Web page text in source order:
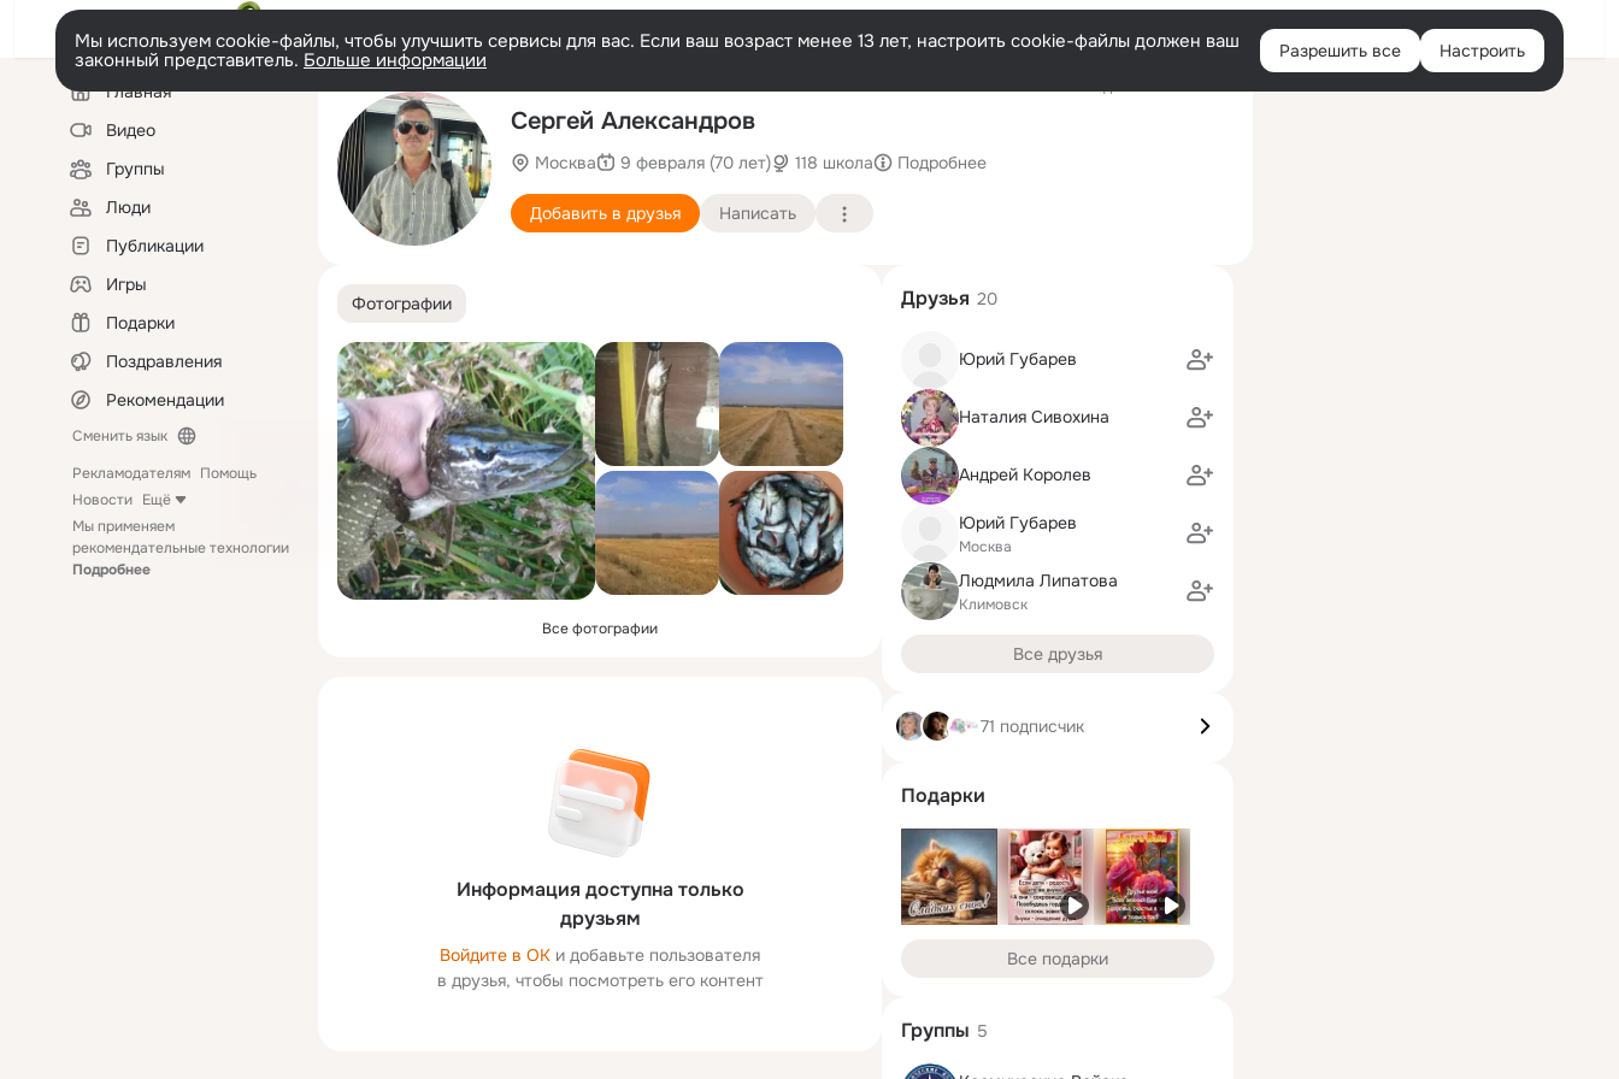
Войти
Мы используем cookie-файлы, чтобы улучшить сервисы для вас. Если ваш возраст менее 13 лет, настроить cookie-файлы должен ваш
законный представитель. Больше информации Разрешить все Настроить
Левая
колонкаГлавная
Видео
Группы
Люди
Публикации
Игры
Подарки
Поздравления
Рекомендации
Сменить язык
Рекламодателям Помощь
Новости Ещё
Мы применяем
рекомендательные технологии
Подробнее
Сергей Александров
Москва 9 февраля (70 лет) 118 школа Подробнее
Добавить в друзья Написать
Фотографии
Все фотографии
Информация доступна только
друзьям
Войдите в ОК и добавьте пользователя
в друзья, чтобы посмотреть его контент
Друзья 20
Юрий Губарев
Наталия Сивохина
Андрей Королев
Юрий Губарев
Москва
Людмила Липатова
Климовск
Все друзья
71 подписчик
Подарки
Все подарки
Группы 5